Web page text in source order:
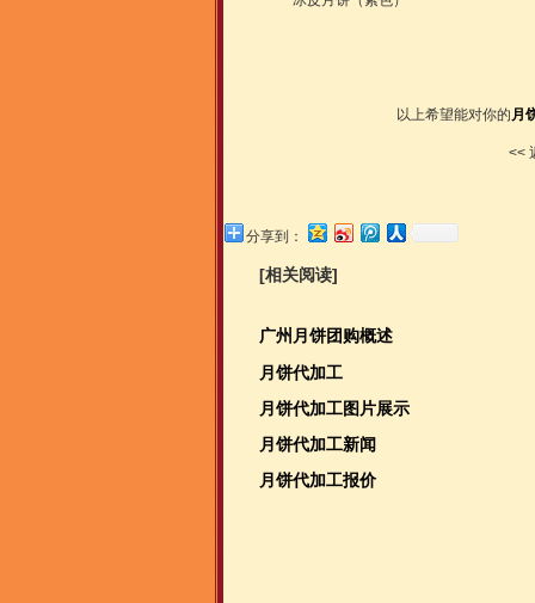
以上希望能对你的月
<<
分享到：
[相关阅读]
广州月饼团购概述
月饼代加工
月饼代加工图片展示
月饼代加工新闻
月饼代加工报价